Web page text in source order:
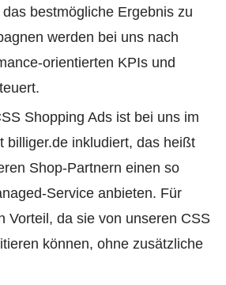
bestmögliche Ergebnis zu
werden bei uns nach
orientierten KPIs und
Shopping Ads ist bei uns im
billiger.de inkludiert, das heißt
Shop-Partnern einen so
Service anbieten. Für
Vorteil, da sie von unseren CSS
können, ohne zusätzliche